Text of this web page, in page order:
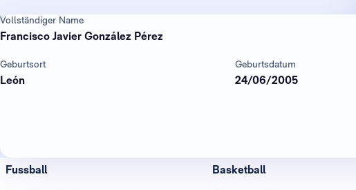
Vollständiger Name
Francisco Javier González Pérez
Geburtsort
León
Geburtsdatum
24/06/2005
Fussball Basketball